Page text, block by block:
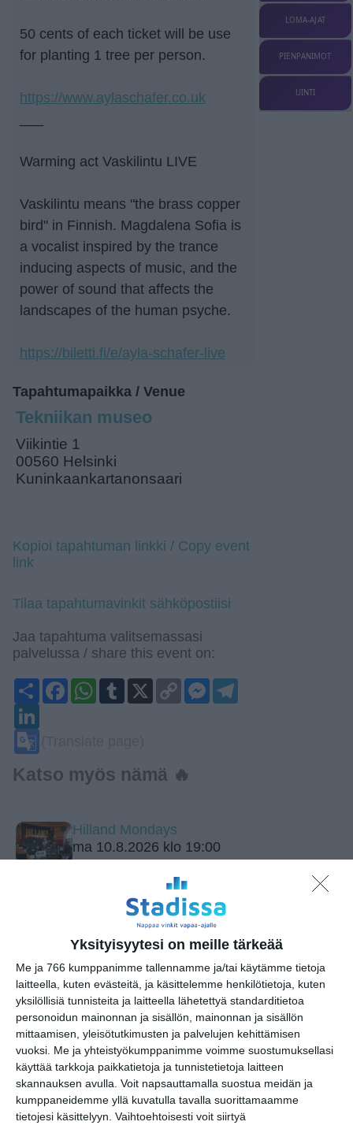
Yksityisyytesi on meille tärkeää
Me ja 766 kumppanimme tallennamme ja/tai käytämme tietoja
laitteella, kuten evästeitä, ja käsittelemme henkilötietoja, kuten
yksilöllisiä tunnisteita ja laitteella lähetettyä standarditietoa
personoidun mainonnan ja sisällön, mainonnan ja sisällön
mittaamisen, yleisötutkimusten ja palvelujen kehittämisen
vuoksi. Me ja yhteistyökumppanimme voimme suostumuksellasi
käyttää tarkkoja paikkatietoja ja tunnistetietoja laitteen
skannauksen avulla. Voit napsauttamalla suostua meidän ja
kumppaneidemme yllä kuvatulla tavalla suorittamaamme
tietojesi käsittelyyn. Vaihtoehtoisesti voit siirtyä
50 cents of each ticket will be use
for planting 1 tree per person.
https://www.aylaschafer.co.uk
Warming act Vaskilintu LIVE
Vaskilintu means "the brass copper
bird" in Finnish. Magdalena Sofia is
a vocalist inspired by the trance
inducing aspects of music, and the
power of sound that affects the
landscapes of the human psyche.
https://biletti.fi/e/ayla-schafer-live
Tapahtumapaikka / Venue
Tekniikan museo
Viikintie 1
00560 Helsinki
Kuninkaankartanonsaari
Kopioi tapahtuman linkki / Copy event
link
Tilaa tapahtumavinkit sähköpostiisi
Jaa tapahtuma valitsemassasi
palvelussa / share this event on:
ShareFacebookWhatsApp
Tumblr
X
Copy
Link
Messenger
Katso myös nämä 🔥
Hilland Mondays
ma 10.8.2026 klo 19:00
Liput myyntiin: Weezer -
The Gathering
ke 12.8.2026 klo 11:00
Bar Loosen live-ilta
to 13.8.2026 klo 20:00
Sellon Kesäterassin bändi-
illat
pe 14.8.2026 klo 15:30
Wallu's Little Friday - Free
Live Music
LOMA-AJAT
PIENPANIMOT
UINTI